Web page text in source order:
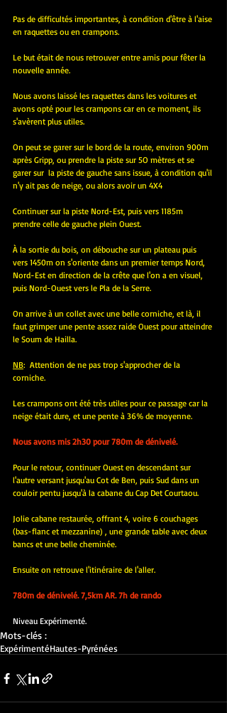
Pas de difficultés importantes, à condition d'être à l'aise
en raquettes ou en crampons.
Le but était de nous retrouver entre amis pour fêter la
nouvelle année.
Nous avons laissé les raquettes dans les voitures et
avons opté pour les crampons car en ce moment, ils
s'avèrent plus utiles.
On peut se garer sur le bord de la route, environ 900m
après Gripp, ou prendre la piste sur 5O mètres et se
garer sur  la piste de gauche sans issue, à condition qu'il
n'y ait pas de neige, ou alors avoir un 4X4
Continuer sur la piste Nord-Est, puis vers 1185m
prendre celle de gauche plein Ouest.
À la sortie du bois, on débouche sur un plateau puis
vers 1450m on s'oriente dans un premier temps Nord,
Nord-Est en direction de la crête que l'on a en visuel,
puis Nord-Ouest vers le Pla de la Serre.
On arrive à un collet avec une belle corniche, et là, il
faut grimper une pente assez raide Ouest pour atteindre
le Soum de Hailla.
NB:  Attention de ne pas trop s'approcher de la
corniche.
Les crampons ont été très utiles pour ce passage car la
neige était dure, et une pente à 36% de moyenne.
Nous avons mis 2h30 pour 780m de dénivelé.
Pour le retour, continuer Ouest en descendant sur
l'autre versant jusqu'au Cot de Ben, puis Sud dans un
couloir pentu jusqu'à la cabane du Cap Det Courtaou.
Jolie cabane restaurée, offrant 4, voire 6 couchages
(bas-flanc et mezzanine) , une grande table avec deux
bancs et une belle cheminée.
Ensuite on retrouve l'itinéraire de l'aller.
780m de dénivelé. 7,5km AR. 7h de rando
Niveau Expérimenté.
Mots-clés :
ExpérimentéHautes-Pyrénées